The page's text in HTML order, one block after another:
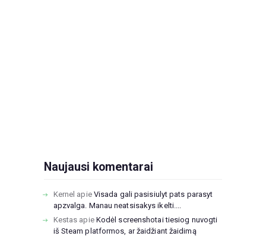
Naujausi komentarai
Kernel apie Visada gali pasisiulyt pats parasyt
apzvalga. Manau neatsisakys ikelti....
Kestas apie Kodėl screenshotai tiesiog nuvogti
iš Steam platformos, ar žaidžiant žaidimą